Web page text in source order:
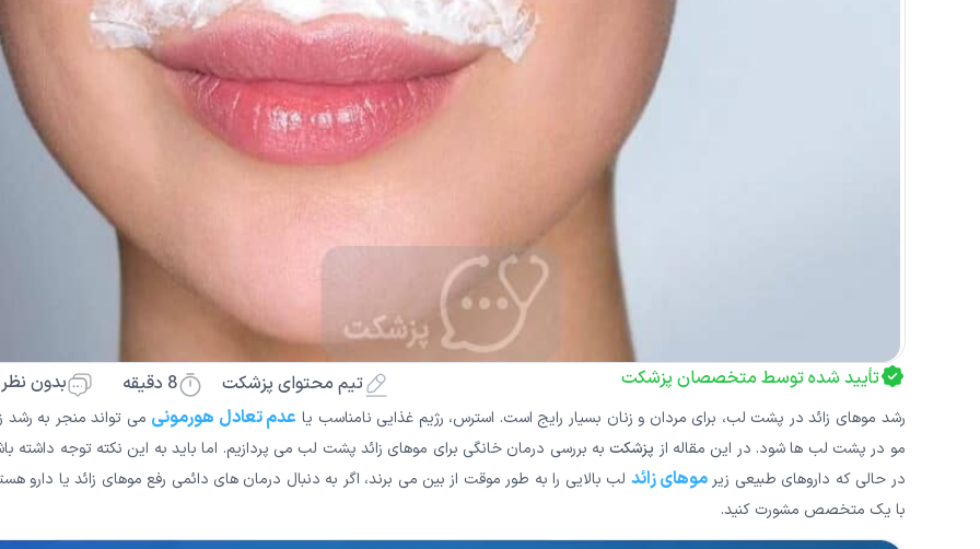
تأیید شده توسط متخصصان پزشکت تیم محتوای پزشکت 8 دقیقه بدون نظر
رشد موهای زائد در پشت لب، برای مردان و زنان بسیار رایج است. استرس، رژیم غذایی نامناسب یا عدم تعادل هورمونی می تواند منجر به رشد
مو در پشت لب ها شود. در این مقاله از پزشکتبه بررسی درمان خانگی برای موهای زائد پشت لب می پردازیم. اما باید به این نکته توجه داشته
در حالی که داروهای طبیعی زیرموهای زائد لب بالایی را به طور موقت از بین می برند، اگر به دنبال درمان های دائمی رفع موهای زائد یا دارو
با یک متخصص مشورت کنید.